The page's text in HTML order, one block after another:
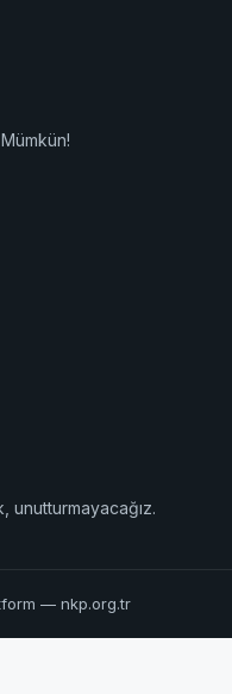
unutturmayacağız.
— nkp.org.tr